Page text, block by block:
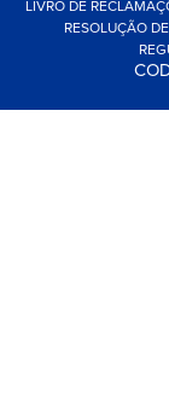
LIVRO DE
RESOLUÇÃO